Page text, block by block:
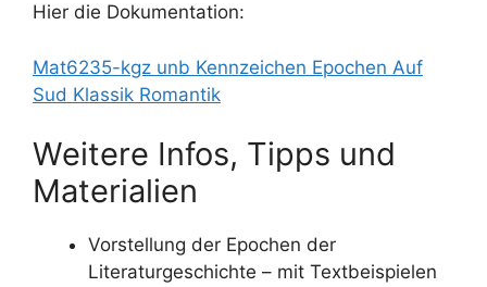
Hier die Dokumentation:
Mat6235-kgz unb Kennzeichen Epochen Auf
Sud Klassik Romantik
Weitere Infos, Tipps und
Materialien
Vorstellung der Epochen der
Literaturgeschichte – mit Textbeispielen